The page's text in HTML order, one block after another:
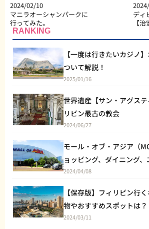
2024/02/10
マニラオーシャンパークに
行ってみた。
ディ
【
RANKING
【一度は行きたいカジノ
ついて解説！
2025/01/16
世界遺産【サン・アグス
リピン最古の教会
2024/06/27
モール・オブ・アジア（
ョッピング、ダイニング
トなど総合施設
2024/04/08
【保存版】フィリピン行
物やおすすめスポットは？
2024/03/11